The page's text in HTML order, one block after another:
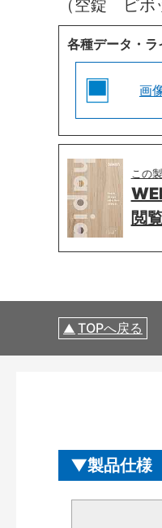
（空錠 ピボ
各種データ・ラ
画
この
閲
TOPへ戻る
製品仕様